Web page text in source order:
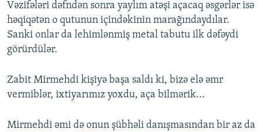
Vəzifələri dəfndən sonra yaylım atəşi açacaq əsgərlər isə
həqiqətən o qutunun içindəkinin marağındaydılar.
Sanki onlar da lehimlənmiş metal tabutu ilk dəfəydi
görürdülər.
Zabit Mirmehdi kişiyə başa saldı ki, bizə elə əmr
vermiblər, ixtiyarımız yoxdu, aça bilmərik...
Mirmehdi əmi də onun şübhəli danışmasından bir az da